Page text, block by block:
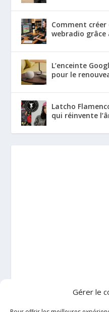
Gérer le
Comment
webradio grâce
L’enceinte
pour le
Latcho
qui réinvente